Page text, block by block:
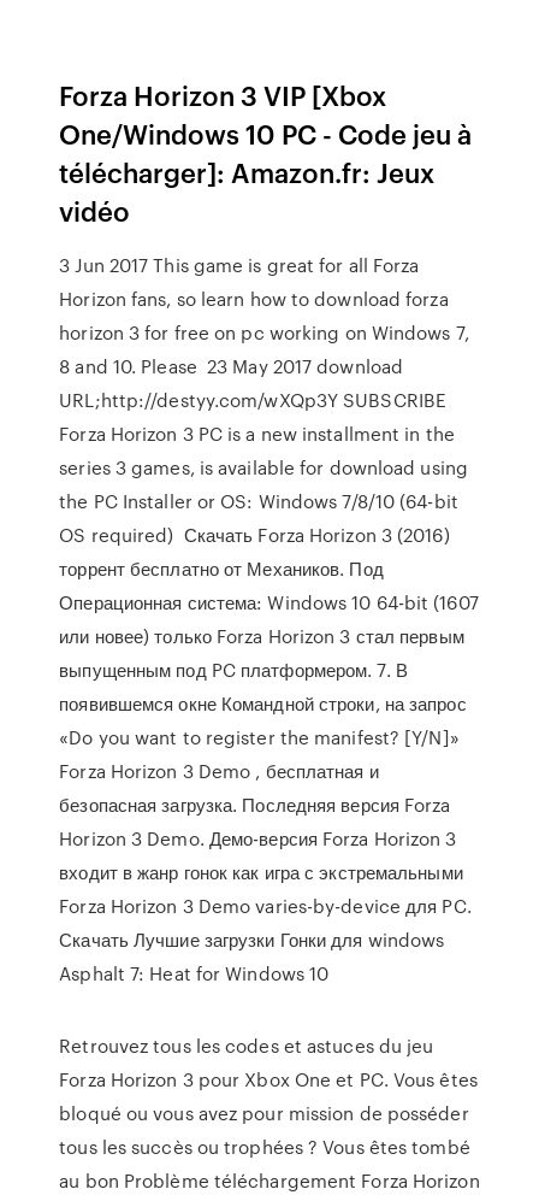
Forza Horizon 3 VIP [Xbox
One/Windows 10 PC - Code jeu à
télécharger]: Amazon.fr: Jeux
vidéo
3 Jun 2017 This game is great for all Forza
Horizon fans, so learn how to download forza
horizon 3 for free on pc working on Windows 7,
8 and 10. Please 23 May 2017 download
URL;http://destyy.com/wXQp3Y SUBSCRIBE
Forza Horizon 3 PC is a new installment in the
series 3 games, is available for download using
the PC Installer or OS: Windows 7/8/10 (64-bit
OS required) Скачать Forza Horizon 3 (2016)
торрент бесплатно от Механиков. Под
Операционная система: Windows 10 64-bit (1607
или новее) только Forza Horizon 3 стал первым
выпущенным под PC платформером. 7. В
появившемся окне Командной строки, на запрос
«Do you want to register the manifest? [Y/N]»
Forza Horizon 3 Demo , бесплатная и
безопасная загрузка. Последняя версия Forza
Horizon 3 Demo. Демо-версия Forza Horizon 3
входит в жанр гонок как игра с экстремальными
Forza Horizon 3 Demo varies-by-device для PC.
Скачать Лучшие загрузки Гонки для windows
Asphalt 7: Heat for Windows 10
Retrouvez tous les codes et astuces du jeu
Forza Horizon 3 pour Xbox One et PC. Vous êtes
bloqué ou vous avez pour mission de posséder
tous les succès ou trophées ? Vous êtes tombé
au bon Problème téléchargement Forza Horizon